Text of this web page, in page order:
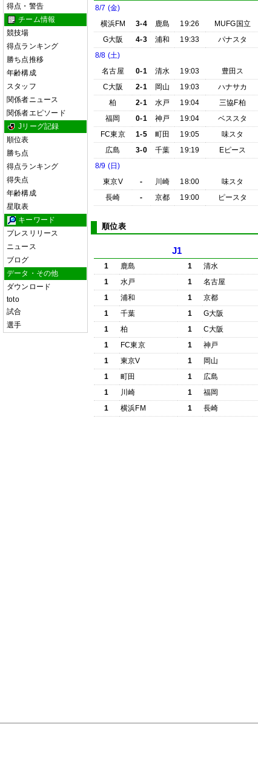
得点・警告
チーム情報
競技場
得点ランキング
勝ち点推移
年齢構成
スタッフ
関係者ニュース
関係者エピソード
Jリーグ記録
順位表
勝ち点
得点ランキング
得失点
年齢構成
星取表
キーワード
プレスリリース
ニュース
ブログ
データ・その他
ダウンロード
toto
試合
選手
8/7 (金)
横浜FM
3-4 鹿島 19:26
MUFG国立
G大阪
4-3 浦和 19:33
パナスタ
8/8 (土)
名古屋
0-1 清水 19:03
豊田ス
C大阪
2-1 岡山 19:03
ハナサカ
柏
2-1 水戸 19:04
三協F柏
福岡
0-1 神戸 19:04
ベススタ
FC東京
1-5 町田 19:05
味スタ
広島
3-0 千葉 19:19
Eピース
8/9 (日)
東京V
- 川崎 18:00
味スタ
長崎
- 京都 19:00 ピースタ
順位表
J1
1 鹿島 1
清水
1
水戸 1
名古屋
1
浦和 1
京都
1
千葉 1
G大阪
1
柏 1
C大阪
1
FC東京 1
神戸
1
東京V 1
岡山
1
町田 1
広島
1
川崎 1
福岡
1
横浜FM 1 長崎